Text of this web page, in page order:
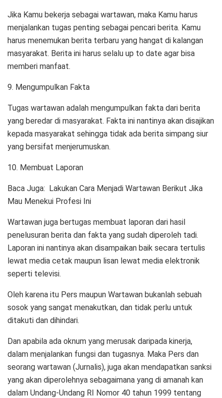
Jika Kamu bekerja sebagai wartawan, maka Kamu harus
menjalankan tugas penting sebagai pencari berita. Kamu
harus menemukan berita terbaru yang hangat di kalangan
masyarakat. Berita ini harus selalu up to date agar bisa
memberi manfaat.
9. Mengumpulkan Fakta
Tugas wartawan adalah mengumpulkan fakta dari berita
yang beredar di masyarakat. Fakta ini nantinya akan disajikan
kepada masyarakat sehingga tidak ada berita simpang siur
yang bersifat menjerumuskan.
10. Membuat Laporan
Baca Juga: Lakukan Cara Menjadi Wartawan Berikut Jika
Mau Menekui Profesi Ini
Wartawan juga bertugas membuat laporan dari hasil
penelusuran berita dan fakta yang sudah diperoleh tadi.
Laporan ini nantinya akan disampaikan baik secara tertulis
lewat media cetak maupun lisan lewat media elektronik
seperti televisi.
Oleh karena itu Pers maupun Wartawan bukanlah sebuah
sosok yang sangat menakutkan, dan tidak perlu untuk
ditakuti dan dihindari.
Dan apabila ada oknum yang merusak daripada kinerja,
dalam menjalankan fungsi dan tugasnya. Maka Pers dan
seorang wartawan (Jurnalis), juga akan mendapatkan sanksi
yang akan diperolehnya sebagaimana yang di amanah kan
dalam Undang-Undang RI Nomor 40 tahun 1999 tentang